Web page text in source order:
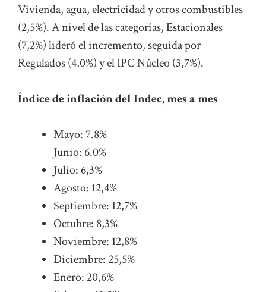
Vivienda, agua, electricidad y otros combustibles
(2,5%). A nivel de las categorías, Estacionales
(7,2%) lideró el incremento, seguida por
Regulados (4,0%) y el IPC Núcleo (3,7%).
Índice de inflación del Indec, mes a mes
Mayo: 7.8%
Junio: 6.0%
Julio: 6,3%
Agosto: 12,4%
Septiembre: 12,7%
Octubre: 8,3%
Noviembre: 12,8%
Diciembre: 25,5%
Enero: 20,6%